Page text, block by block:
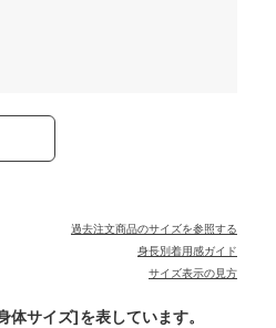
過去注文商品のサイズを参照する
身長別着用感ガイド
サイズ表示の見方
サイズ]を表しています。